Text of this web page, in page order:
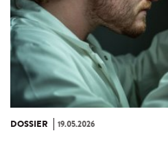
DOSSIER 19.05.2026